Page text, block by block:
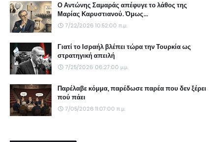
Ο Αντώνης Σαμαράς απέφυγε το λάθος της
Μαρίας Καρυστιανού. Όμως...
7/22/2026 10:52:00 π.μ.
Γιατί το Ισραήλ βλέπει τώρα την Τουρκία ως
στρατηγική απειλή
7/25/2026 06:27:00 μ.μ.
Παρέλαβε κόμμα, παρέδωσε παρέα που δεν ξέρει
πού πάει
7/05/2026 11:07:00 π.μ.